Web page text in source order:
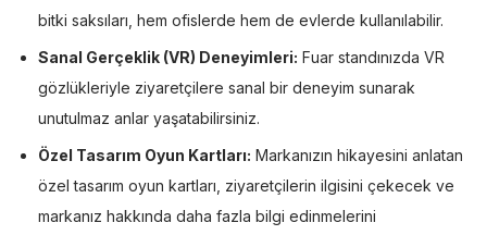
bitki saksıları, hem ofislerde hem de evlerde kullanılabilir.
Sanal Gerçeklik (VR) Deneyimleri: Fuar standınızda VR
gözlükleriyle ziyaretçilere sanal bir deneyim sunarak
unutulmaz anlar yaşatabilirsiniz.
Özel Tasarım Oyun Kartları: Markanızın hikayesini anlatan
özel tasarım oyun kartları, ziyaretçilerin ilgisini çekecek ve
markanız hakkında daha fazla bilgi edinmelerini